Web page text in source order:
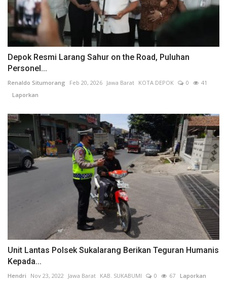
Depok Resmi Larang Sahur on the Road, Puluhan
Personel...
Renaldo Situmorang Feb 20, 2026 Jawa Barat KOTA DEPOK 0
41
Laporkan
Unit Lantas Polsek Sukalarang Berikan Teguran Humanis
Kepada...
Hendri Nov 23, 2022 Jawa Barat KAB. SUKABUMI 0 67 Laporkan